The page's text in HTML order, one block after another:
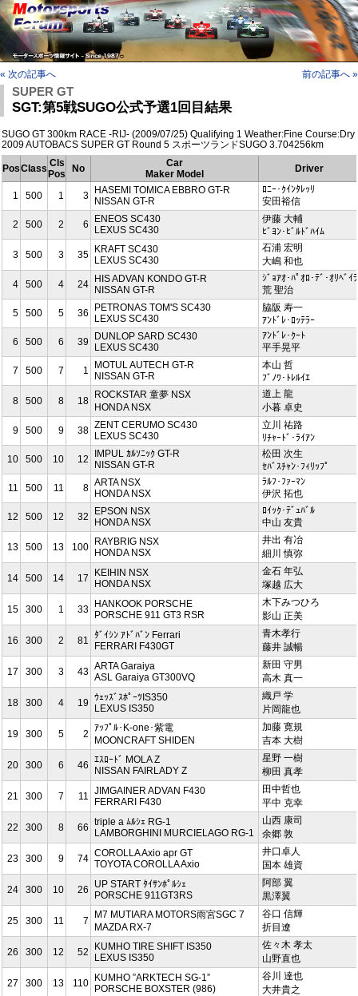
« 次の記事へ 前の記事へ »
SUPER GT
SGT:第5戦SUGO公式予選1回目結果
SUGO GT 300km RACE -RIJ- (2009/07/25) Qualifying 1 Weather:Fine Course:Dry
2009 AUTOBACS SUPER GT Round 5 スポーツランドSUGO 3.704256km
PosClass Cls
Pos
No
Car
Maker Model
Driver
1 500 1 3 HASEMI TOMICA EBBRO GT-R
NISSAN GT-R
ﾛﾆｰ･ｸｲﾝﾀﾚｯﾘ
安田裕信
2 500 2 6
ENEOS SC430
LEXUS SC430
伊藤 大輔
ﾋﾞﾖﾝ･ﾋﾞﾙﾄﾞﾊｲﾑ
3 500 3 35 KRAFT SC430
LEXUS SC430
石浦 宏明
大嶋 和也
4 500 4 24 HIS ADVAN KONDO GT-R
NISSAN GT-R
ｼﾞｮｱｵ･ﾊﾟｵﾛ･ﾃﾞ･ｵﾘﾍﾞｲﾗ
荒 聖治
5 500 5 36
PETRONAS TOM'S SC430
LEXUS SC430
脇阪 寿一
ｱﾝﾄﾞﾚ･ﾛｯﾃﾗｰ
6
500 6 39
DUNLOP SARD SC430
LEXUS SC430
ｱﾝﾄﾞﾚ･ｸｰﾄ
平手晃平
7 500 7 1
MOTUL AUTECH GT-R
NISSAN GT-R
本山 哲
ﾌﾞﾉﾜ･ﾄﾚﾙｲｴ
8 500 8 18
ROCKSTAR 童夢 NSX
HONDA NSX
道上 龍
小暮 卓史
9 500 9 38 ZENT CERUMO SC430
LEXUS SC430
立川 祐路
ﾘﾁｬｰﾄﾞ･ﾗｲｱﾝ
10
500 10 12
IMPUL ｶﾙｿﾆｯｸ GT-R
NISSAN GT-R
松田 次生
ｾﾊﾞｽﾁｬﾝ･ﾌｨﾘｯﾌﾟ
11
500 11 8 ARTA NSX
HONDA NSX
ﾗﾙﾌ･ﾌｧｰﾏﾝ
伊沢 拓也
12 500 12 32
EPSON NSX
HONDA NSX
ﾛｲｯｸ･ﾃﾞｭﾊﾞﾙ
中山 友貴
13 500 13 100 RAYBRIG NSX
HONDA NSX
井出 有冶
細川 慎弥
14 500 14 17
KEIHIN NSX
HONDA NSX
金石 年弘
塚越 広大
15 300 1 33 HANKOOK PORSCHE
PORSCHE 911 GT3 RSR
木下みつひろ
影山 正美
16 300 2 81
ﾀﾞｲｼﾝ ｱﾄﾞﾊﾞﾝ Ferrari
FERRARI F430GT
青木孝行
藤井 誠暢
17 300 3 43 ARTA Garaiya
ASL Garaiya GT300VQ
新田 守男
高木 真一
18 300 4 19 ｳｪｯｽﾞｽﾎﾟｰﾂIS350
LEXUS IS350
織戸 学
片岡龍也
19 300 5 2
ｱｯﾌﾟﾙ･K-one･紫電
MOONCRAFT SHIDEN
加藤 寛規
吉本 大樹
20 300 6 46 ｴｽﾛｰﾄﾞ MOLA Z
NISSAN FAIRLADY Z
星野 一樹
柳田 真孝
21 300 7 11
JIMGAINER ADVAN F430
FERRARI F430
田中哲也
平中 克幸
22 300 8 66 triple a ﾑﾙｼｪ RG-1
LAMBORGHINI MURCIELAGO RG-1
山西 康司
余郷 敦
23 300 9 74 COROLLA Axio apr GT
TOYOTA COROLLA Axio
井口卓人
国本 雄資
24 300 10 26
UP START ﾀｲｻﾝﾎﾟﾙｼｪ
PORSCHE 911GT3RS
阿部 翼
黒澤翼
25 300 11 7
M7 MUTIARA MOTORS雨宮SGC 7
MAZDA RX-7
谷口 信輝
折目遼
26 300 12 52
KUMHO TIRE SHIFT IS350
LEXUS IS350
佐々木 孝太
山野直也
27 300 13 110 KUMHO ”ARKTECH SG-1”
PORSCHE BOXSTER (986)
谷川 達也
大井貴之